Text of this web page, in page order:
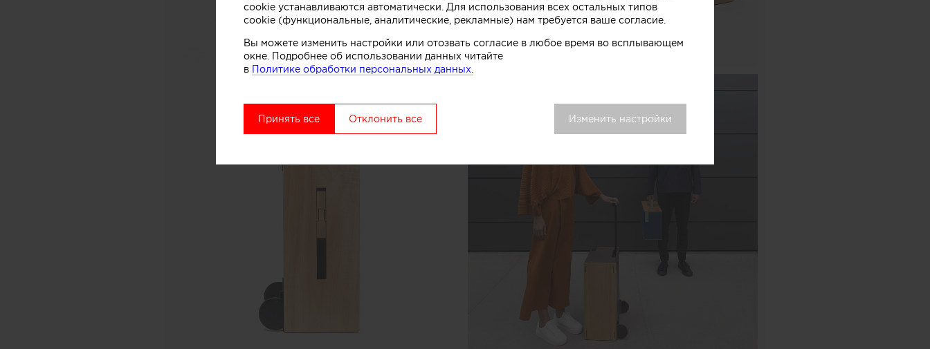
cookie устанавливаются автоматически. Для использования всех остальных типов
cookie (функциональные, аналитические, рекламные) нам требуется ваше согласие.
Вы можете изменить настройки или отозвать согласие в любое время во всплывающем
окне. Подробнее об использовании данных читайте
в Политике обработки персональных данных.
Принять все Отклонить все Изменить настройки